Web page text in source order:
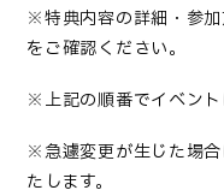
※特典内容の詳細・参
をご確認ください。
※上記の順番でイベント
※急遽変更が生じた場
たします。